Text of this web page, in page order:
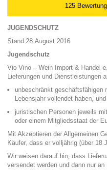
125
JUGENDSCHUTZ
Stand 28.August 2016
Jugendschutz
Vio Vino – Wein Import & Handel
Lieferungen und Dienstleistungen
unbeschränkt geschäftsfähigen
Lebensjahr vollendet haben, und
juristischen Personen jeweils
oder einem Mitgliedsstaat der
Mit Akzeptieren der Allgemeinen
Käufer, dass er volljährig (über 18
Wir weisen darauf hin, dass
versendet werden und dann nur